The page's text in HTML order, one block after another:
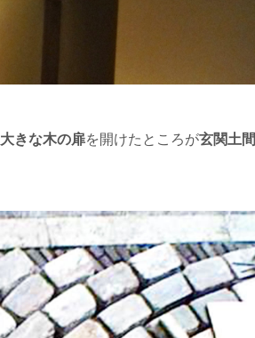
大きな木の扉を開けたところが玄関土間